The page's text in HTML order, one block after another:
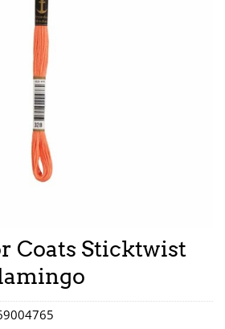
Coats Sticktwist